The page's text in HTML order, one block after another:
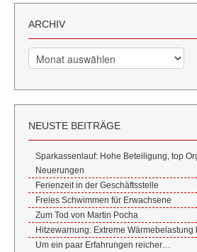
ARCHIV
Archiv
NEUSTE BEITRÄGE
Sparkassenlauf: Hohe Beteiligung, top
Neuerungen
Ferienzeit in der Geschäftsstelle
Freies Schwimmen für Erwachsene
Zum Tod von Martin Pocha
Hitzewarnung: Extreme Wärmebelastung
Um ein paar Erfahrungen reicher…